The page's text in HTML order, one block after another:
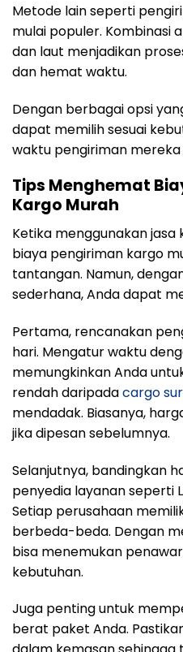
Metode lain seperti
mulai populer.
dan laut menjadikan
dan hemat waktu.
Dengan berbagai opsi
dapat memilih sesuai
waktu pengiriman
Tips Menghemat
Kargo Murah
Ketika menggunakan
biaya pengiriman kargo
tantangan. Namun,
sederhana, Anda dapat
Pertama, rencanakan
hari. Mengatur waktu
memungkinkan Anda
rendah daripadacargo
mendadak. Biasanya,
jika dipesan sebelumnya.
Selanjutnya, bandingkan
penyedia layanan seperti
Setiap perusahaan
berbeda-beda. Dengan
bisa menemukan
kebutuhan.
Juga penting untuk
berat paket Anda.